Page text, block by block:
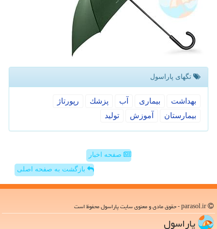
تگهای پاراسول
بهداشت بیماری آب پزشك
رپورتاژ
بیمارستان
آموزش تولید
صفحه اخبار
بازگشت به صفحه اصلی
پاراسول